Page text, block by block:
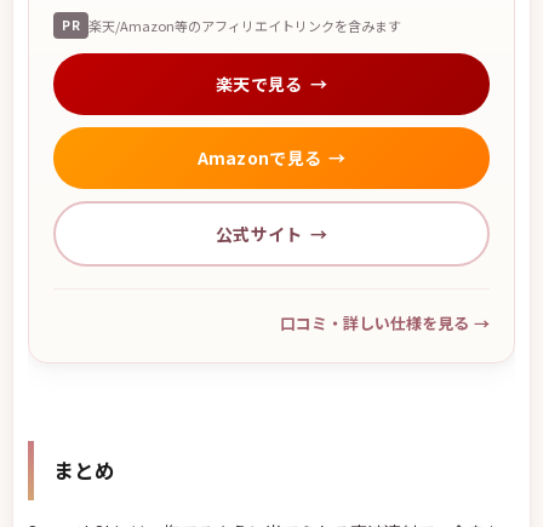
PR 楽天/Amazon等のアフィリエイトリンクを含みます
楽天で見る
Amazonで見る
公式サイト
口コミ・詳しい仕様を見る →
まとめ